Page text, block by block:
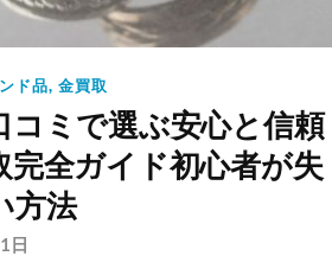
ド品, 金買取
コミで選ぶ安心と信頼
完全ガイド初心者が失
方法
日